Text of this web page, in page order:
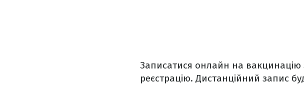
Записатися онлайн на вакцинацію
реєстрацію. Дистанційний запис